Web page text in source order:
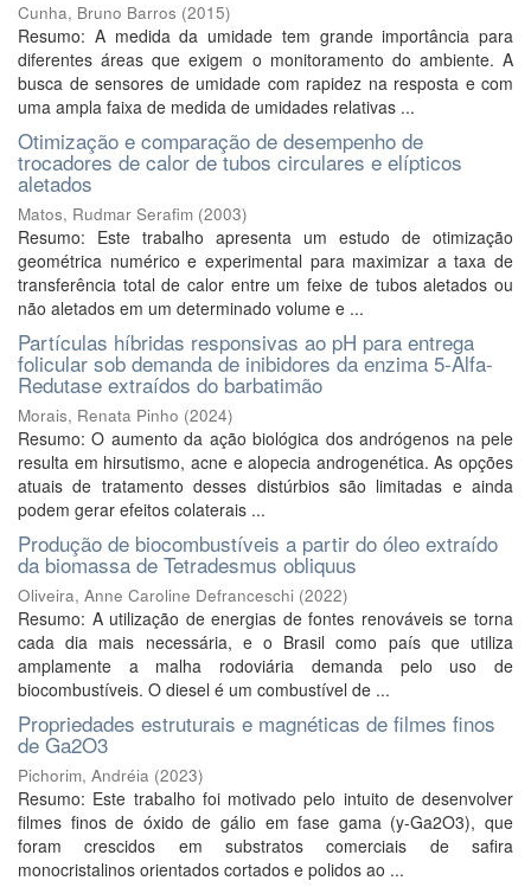
Cunha, Bruno Barros (2015)
Resumo: A medida da umidade tem grande importância para
diferentes áreas que exigem o monitoramento do ambiente. A
busca de sensores de umidade com rapidez na resposta e com
uma ampla faixa de medida de umidades relativas ...
Otimização e comparação de desempenho de
trocadores de calor de tubos circulares e elípticos
aletados
Matos, Rudmar Serafim (2003)
Resumo: Este trabalho apresenta um estudo de otimização
geométrica numérico e experimental para maximizar a taxa de
transferência total de calor entre um feixe de tubos aletados ou
não aletados em um determinado volume e ...
Partículas híbridas responsivas ao pH para entrega
folicular sob demanda de inibidores da enzima 5-Alfa-
Redutase extraídos do barbatimão
Morais, Renata Pinho (2024)
Resumo: O aumento da ação biológica dos andrógenos na pele
resulta em hirsutismo, acne e alopecia androgenética. As opções
atuais de tratamento desses distúrbios são limitadas e ainda
podem gerar efeitos colaterais ...
Produção de biocombustíveis a partir do óleo extraído
da biomassa de Tetradesmus obliquus
Oliveira, Anne Caroline Defranceschi (2022)
Resumo: A utilização de energias de fontes renováveis se torna
cada dia mais necessária, e o Brasil como país que utiliza
amplamente a malha rodoviária demanda pelo uso de
biocombustíveis. O diesel é um combustível de ...
Propriedades estruturais e magnéticas de filmes finos
de Ga2O3
Pichorim, Andréia (2023)
Resumo: Este trabalho foi motivado pelo intuito de desenvolver
filmes finos de óxido de gálio em fase gama (y-Ga2O3), que
foram crescidos em substratos comerciais de safira
monocristalinos orientados cortados e polidos ao ...